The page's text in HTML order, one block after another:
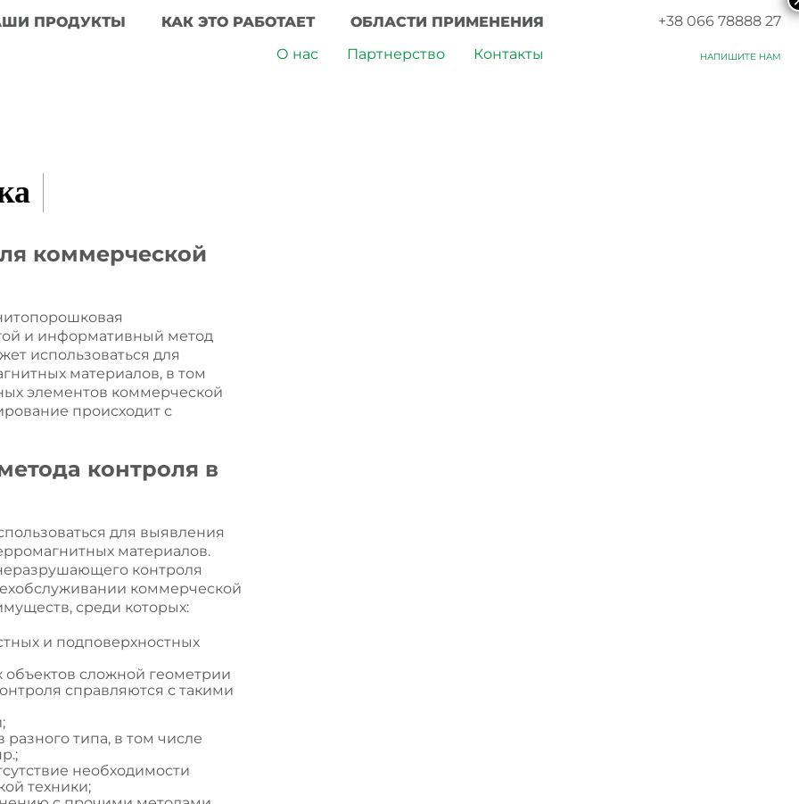
ПРОДУКТЫ КАК ЭТО РАБОТАЕТ
ОБЛАСТИ ПРИМЕНЕНИЯ
О нас
Партнерство Контакты
+38 066 78888 27
НАПИШИТЕ НАМ
коммерческой
и информативный метод
использоваться для
материалов, в том
элементов коммерческой
происходит с
контроля в
для выявления
материалов.
контроля
коммерческой
среди которых:
и подповерхностных
объектов сложной геометрии
справляются с такими
типа, в том числе
необходимости
техники;